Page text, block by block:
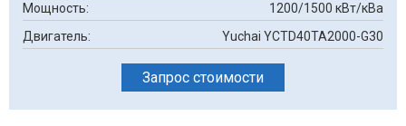
Мощность:
1200/1500 кВт/кВа
Двигатель:
Yuchai YCTD40TA2000-G30
Запрос стоимости